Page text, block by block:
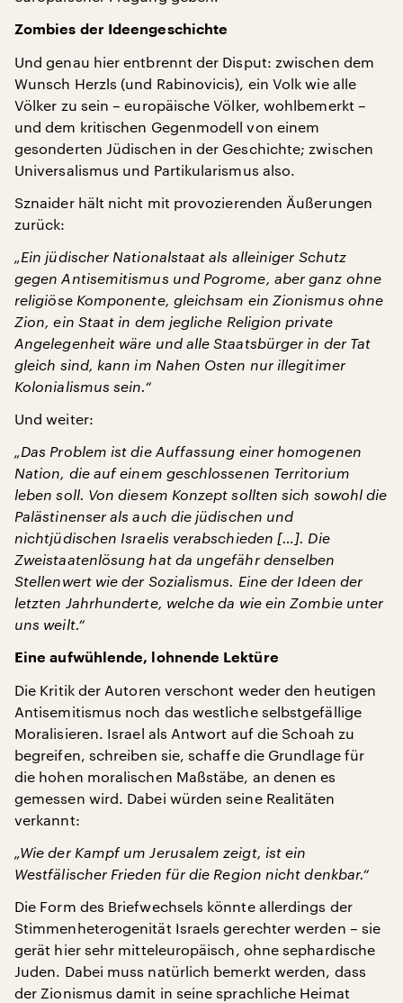
Zombies der Ideengeschichte
Und genau hier entbrennt der Disput: zwischen dem
Wunsch Herzls (und Rabinovicis), ein Volk wie alle
Völker zu sein – europäische Völker, wohlbemerkt –
und dem kritischen Gegenmodell von einem
gesonderten Jüdischen in der Geschichte; zwischen
Universalismus und Partikularismus also.
Sznaider hält nicht mit provozierenden Äußerungen
zurück:
„Ein jüdischer Nationalstaat als alleiniger Schutz
gegen Antisemitismus und Pogrome, aber ganz ohne
religiöse Komponente, gleichsam ein Zionismus ohne
Zion, ein Staat in dem jegliche Religion private
Angelegenheit wäre und alle Staatsbürger in der Tat
gleich sind, kann im Nahen Osten nur illegitimer
Kolonialismus sein.“
Und weiter:
„Das Problem ist die Auffassung einer homogenen
Nation, die auf einem geschlossenen Territorium
leben soll. Von diesem Konzept sollten sich sowohl die
Palästinenser als auch die jüdischen und
nichtjüdischen Israelis verabschieden […]. Die
Zweistaatenlösung hat da ungefähr denselben
Stellenwert wie der Sozialismus. Eine der Ideen der
letzten Jahrhunderte, welche da wie ein Zombie unter
uns weilt.“
Eine aufwühlende, lohnende Lektüre
Die Kritik der Autoren verschont weder den heutigen
Antisemitismus noch das westliche selbstgefällige
Moralisieren. Israel als Antwort auf die Schoah zu
begreifen, schreiben sie, schaffe die Grundlage für
die hohen moralischen Maßstäbe, an denen es
gemessen wird. Dabei würden seine Realitäten
verkannt:
„Wie der Kampf um Jerusalem zeigt, ist ein
Westfälischer Frieden für die Region nicht denkbar.“
Die Form des Briefwechsels könnte allerdings der
Stimmenheterogenität Israels gerechter werden – sie
gerät hier sehr mitteleuropäisch, ohne sephardische
Juden. Dabei muss natürlich bemerkt werden, dass
der Zionismus damit in seine sprachliche Heimat